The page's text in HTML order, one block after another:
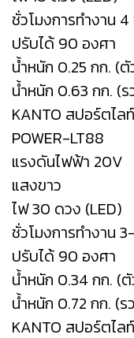
ชั่วโมงการทำงาน
ปรับได้ 90 องศา
น้ำหนัก 0.25 กก. (ตั
น้ำหนัก 0.63 กก. (
KANTO สปอร์ตไล
POWER-LT88
แรงดันไฟฟ้า 20V
แสงขาว
ไฟ 30 ดวง (LED)
ชั่วโมงการทำงาน
ปรับได้ 90 องศา
น้ำหนัก 0.34 กก. (ตั
น้ำหนัก 0.72 กก. (
KANTO สปอร์ตไ